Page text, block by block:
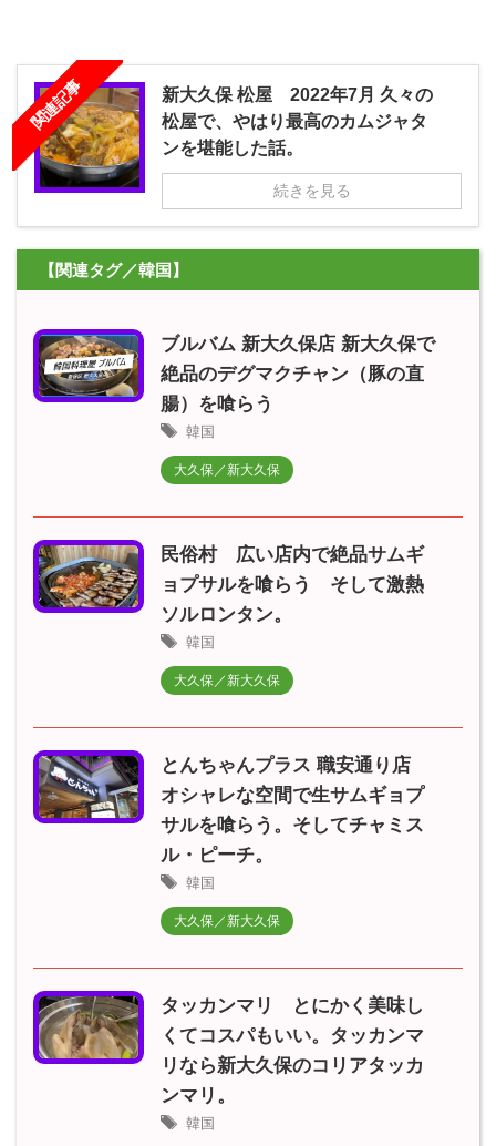
関連記事
新大久保 松屋 2022年7月 久々の
松屋で、やはり最高のカムジャタ
ンを堪能した話。
続きを見る
【関連タグ／韓国】
ブルバム 新大久保店 新大久保で
絶品のデグマクチャン（豚の直
腸）を喰らう
韓国
大久保／新大久保
民俗村 広い店内で絶品サムギ
ョプサルを喰らう そして激熱
ソルロンタン。
韓国
大久保／新大久保
とんちゃんプラス 職安通り店
オシャレな空間で生サムギョプ
サルを喰らう。そしてチャミス
ル・ピーチ。
韓国
大久保／新大久保
タッカンマリ とにかく美味し
くてコスパもいい。タッカンマ
リなら新大久保のコリアタッカ
ンマリ。
韓国